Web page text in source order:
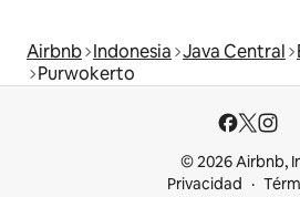
Airbnb Indonesia Java Central
Purwokerto
© 2026 Airbnb,
Privacidad